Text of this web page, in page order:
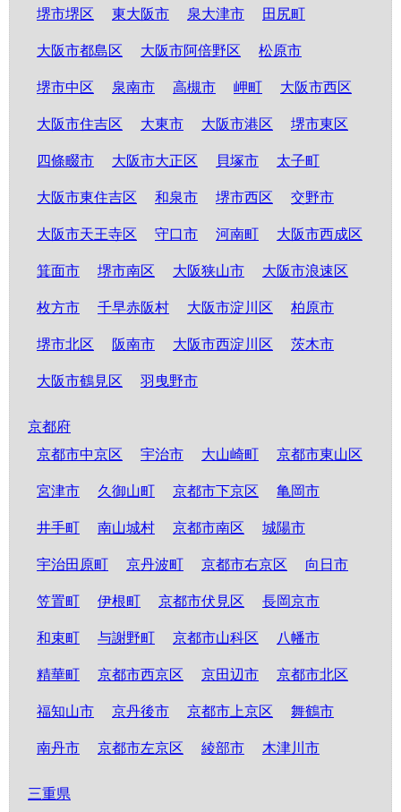
堺市堺区 東大阪市 泉大津市 田尻町
大阪市都島区 大阪市阿倍野区 松原市
堺市中区 泉南市 高槻市 岬町 大阪市西区
大阪市住吉区 大東市 大阪市港区 堺市東区
四條畷市 大阪市大正区 貝塚市 太子町
大阪市東住吉区 和泉市 堺市西区 交野市
大阪市天王寺区 守口市 河南町 大阪市西成区
箕面市 堺市南区 大阪狭山市 大阪市浪速区
枚方市 千早赤阪村 大阪市淀川区 柏原市
堺市北区 阪南市 大阪市西淀川区 茨木市
大阪市鶴見区 羽曳野市
京都府
京都市中京区
宇治市 大山崎町 京都市東山区
宮津市 久御山町 京都市下京区 亀岡市
井手町 南山城村 京都市南区 城陽市
宇治田原町 京丹波町 京都市右京区 向日市
笠置町 伊根町 京都市伏見区 長岡京市
和束町 与謝野町 京都市山科区 八幡市
精華町 京都市西京区 京田辺市 京都市北区
福知山市 京丹後市 京都市上京区 舞鶴市
南丹市 京都市左京区 綾部市 木津川市
三重県